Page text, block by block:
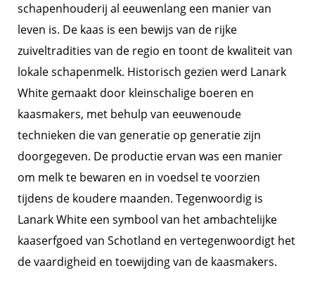
schapenhouderij al eeuwenlang een manier van
leven is. De kaas is een bewijs van de rijke
zuiveltradities van de regio en toont de kwaliteit van
lokale schapenmelk. Historisch gezien werd Lanark
White gemaakt door kleinschalige boeren en
kaasmakers, met behulp van eeuwenoude
technieken die van generatie op generatie zijn
doorgegeven. De productie ervan was een manier
om melk te bewaren en in voedsel te voorzien
tijdens de koudere maanden. Tegenwoordig is
Lanark White een symbool van het ambachtelijke
kaaserfgoed van Schotland en vertegenwoordigt het
de vaardigheid en toewijding van de kaasmakers.